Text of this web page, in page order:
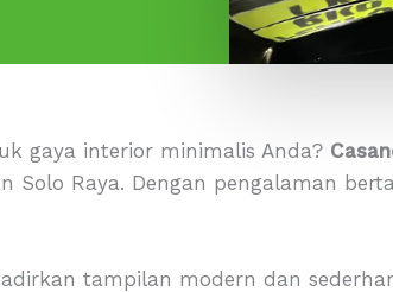
gaya interior minimalis Anda?
Solo Raya. Dengan pengalaman
tampilan modern dan